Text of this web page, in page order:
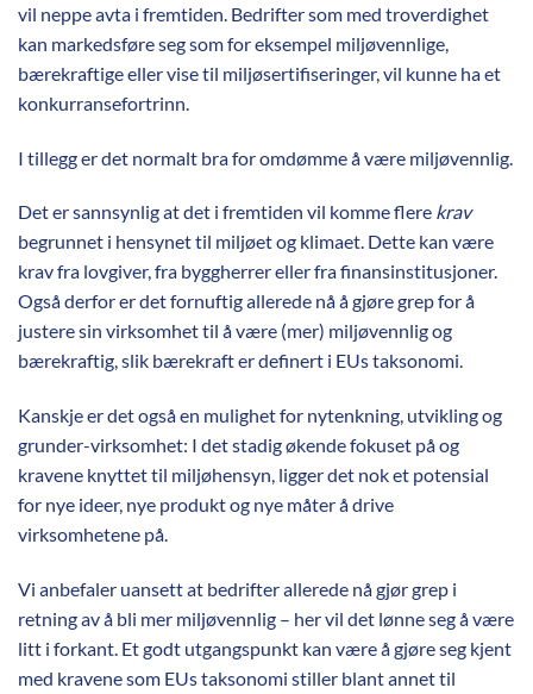
vil neppe avta i fremtiden. Bedrifter som med troverdighet
kan markedsføre seg som for eksempel miljøvennlige,
bærekraftige eller vise til miljøsertifiseringer, vil kunne ha et
konkurransefortrinn.
I tillegg er det normalt bra for omdømme å være miljøvennlig.
Det er sannsynlig at det i fremtiden vil komme flere krav
begrunnet i hensynet til miljøet og klimaet. Dette kan være
krav fra lovgiver, fra byggherrer eller fra finansinstitusjoner.
Også derfor er det fornuftig allerede nå å gjøre grep for å
justere sin virksomhet til å være (mer) miljøvennlig og
bærekraftig, slik bærekraft er definert i EUs taksonomi.
Kanskje er det også en mulighet for nytenkning, utvikling og
grunder-virksomhet: I det stadig økende fokuset på og
kravene knyttet til miljøhensyn, ligger det nok et potensial
for nye ideer, nye produkt og nye måter å drive
virksomhetene på.
Vi anbefaler uansett at bedrifter allerede nå gjør grep i
retning av å bli mer miljøvennlig – her vil det lønne seg å være
litt i forkant. Et godt utgangspunkt kan være å gjøre seg kjent
med kravene som EUs taksonomi stiller blant annet til